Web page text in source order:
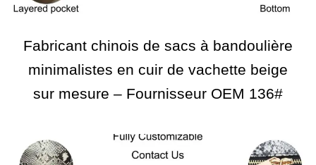
Fabricant chinois de sacs à bandoulière
minimalistes en cuir de vachette beige
sur mesure – Fournisseur OEM 136#